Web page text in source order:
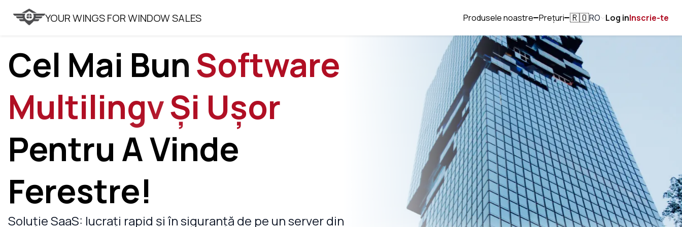
VITRAGER
YOUR WINGS FOR WINDOW SALES Produsele noastre Prețuri 🇷🇴RO Log inInscrie-te
Cel Mai BunSoftware
MultilingvȘi Ușor
Pentru A Vinde
Ferestre!
Soluție SaaS: lucrați rapid și în siguranță de pe un server din